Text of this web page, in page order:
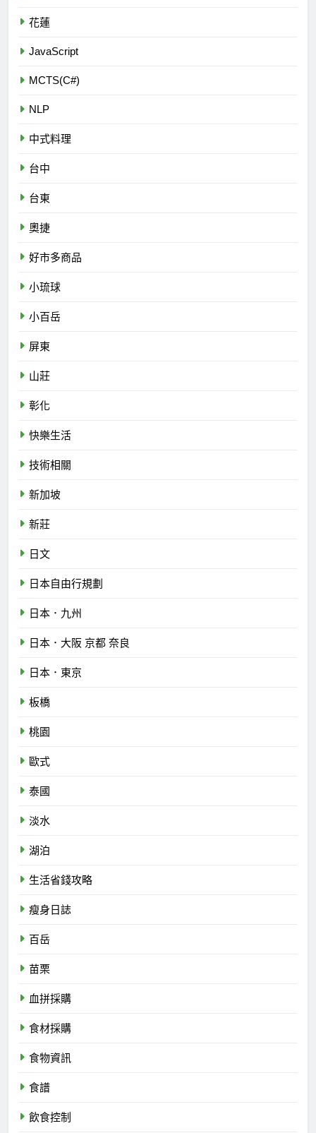
花蓮
JavaScript
MCTS(C#)
NLP
中式料理
台中
台東
奧捷
好市多商品
小琉球
小百岳
屏東
山莊
彰化
快樂生活
技術相關
新加坡
新莊
日文
日本自由行規劃
日本．九州
日本．大阪 京都 奈良
日本．東京
板橋
桃園
歐式
泰國
淡水
湖泊
生活省錢攻略
瘦身日誌
百岳
苗栗
血拼採購
食材採購
食物資訊
食譜
飲食控制